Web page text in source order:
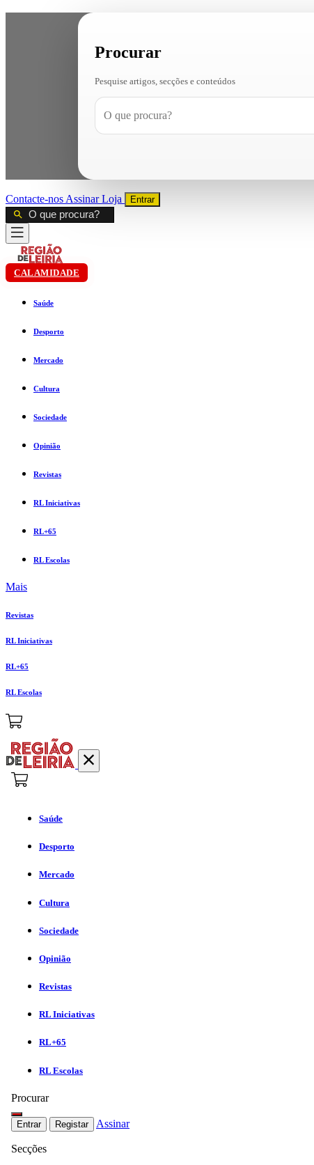
Procurar
Pesquise artigos, secções e conteúdos
Contacte-nos AssinarLoja Entrar
CALAMIDADE
Saúde
Desporto
Mercado
Cultura
Sociedade
Opinião
Revistas
RL Iniciativas
RL+65
RL Escolas
Mais
Revistas
RL Iniciativas
RL+65
RL Escolas
Saúde
Desporto
Mercado
Cultura
Sociedade
Opinião
Revistas
RL Iniciativas
RL+65
RL Escolas
Procurar
Entrar Registar Assinar
Secções